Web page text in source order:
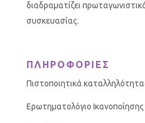
διαδραματίζει
συσκευασίας.
ΠΛΗΡΟΦΟΡΙΕΣ
Πιστοποιητικά
Ερωτηματολόγιο